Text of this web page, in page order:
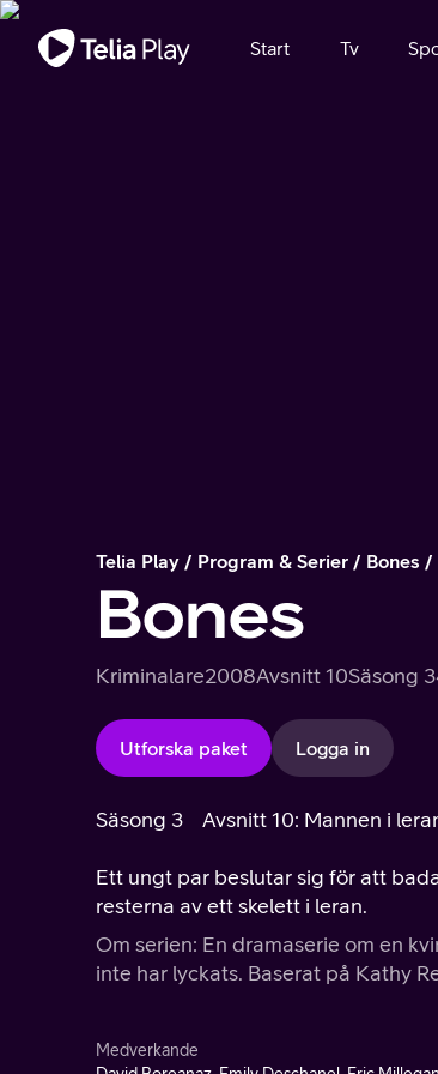
Viktigt meddelande
Start Tv
Telia Play Program & Serier Bones
Bones
Kriminalare2008Avsnitt 10Säsong 3
Utforska paket Logga in
Säsong 3 Avsnitt 10: Mannen i
Ett ungt par beslutar sig för att
resterna av ett skelett i leran.
Om serien: En dramaserie om en
inte har lyckats. Baserat på Kathy
Medverkande